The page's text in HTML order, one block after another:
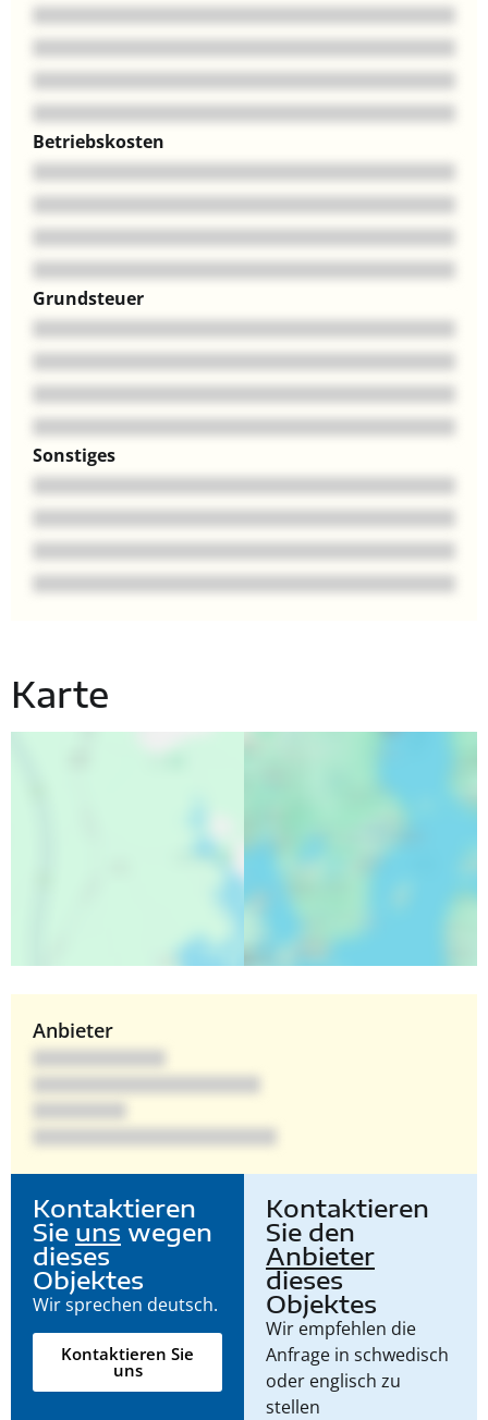
Betriebskosten
Grundsteuer
Sonstiges
Karte
Anbieter
Kontaktieren
Sie uns wegen
dieses
Objektes
Wir sprechen deutsch.
Kontaktieren Sie
uns
Kontaktieren
Sie den
Anbieter
dieses
Objektes
Wir empfehlen die
Anfrage in schwedisch
oder englisch zu
stellen